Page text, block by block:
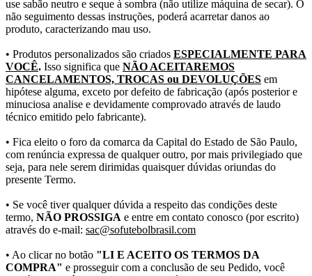
use sabão neutro e seque à sombra (não utilize máquina de secar). O
não seguimento dessas instruções, poderá acarretar danos ao
produto, caracterizando mau uso.
• Produtos personalizados são criados ESPECIALMENTE PARA
VOCÊ. Isso significa que NÃO ACEITAREMOS
CANCELAMENTOS, TROCAS ou DEVOLUÇÕES em
hipótese alguma, exceto por defeito de fabricação (após posterior e
minuciosa analise e devidamente comprovado através de laudo
técnico emitido pelo fabricante).
• Fica eleito o foro da comarca da Capital do Estado de São Paulo,
com renúncia expressa de qualquer outro, por mais privilegiado que
seja, para nele serem dirimidas quaisquer dúvidas oriundas do
presente Termo.
• Se você tiver qualquer dúvida a respeito das condições deste
termo, NÃO PROSSIGA e entre em contato conosco (por escrito)
através do e-mail: sac@sofutebolbrasil.com
• Ao clicar no botão "LI E ACEITO OS TERMOS DA
COMPRA" e prosseguir com a conclusão de seu Pedido, você